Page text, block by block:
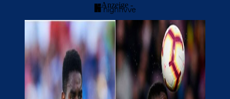
- Anzeige -